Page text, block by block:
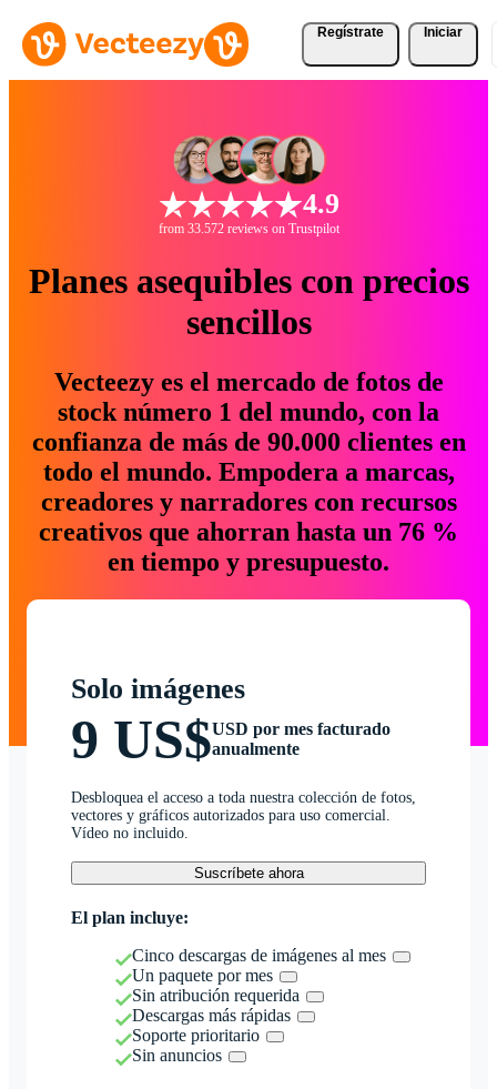
Regístrate Iniciar
4.9
from 33.572 reviews on Trustpilot
Planes asequibles con precios
sencillos
Vecteezy es el mercado de fotos de
stock número 1 del mundo, con la
confianza de más de 90.000 clientes en
todo el mundo. Empodera a marcas,
creadores y narradores con recursos
creativos que ahorran hasta un 76 %
en tiempo y presupuesto.
Solo imágenes
9 US$USD por mes facturado
anualmente
Desbloquea el acceso a toda nuestra colección de fotos,
vectores y gráficos autorizados para uso comercial.
Vídeo no incluido.
Suscríbete ahora
El plan incluye:
Cinco descargas de imágenes al mes
Un paquete por mes
Sin atribución requerida
Descargas más rápidas
Soporte prioritario
Sin anuncios